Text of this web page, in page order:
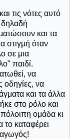
τις νότες αυτό
δηλαδή
και τα
στιγμή όταν
σε μια
παιδί.
να
οδηγίες, να
και τα άλλα
στο ρόλο και
ομάδα κι
το καταφέρει